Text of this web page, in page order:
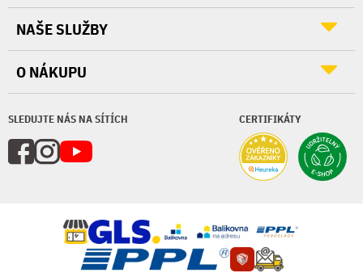
SLEDUJTE NÁS NA SÍTÍCH CERTIFIKÁTY
NAŠE SLUŽBY
O NÁKUPU